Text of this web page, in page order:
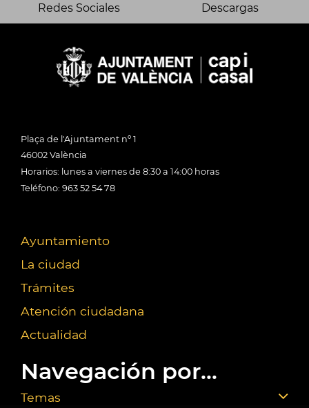
Redes Sociales Descargas
Plaça de l'Ajuntament nº 1
46002 València
Horarios: lunes a viernes de 8:30 a 14:00 horas
Teléfono: 963 52 54 78
Ayuntamiento
La ciudad
Trámites
Atención ciudadana
Actualidad
Navegación por...
Temas